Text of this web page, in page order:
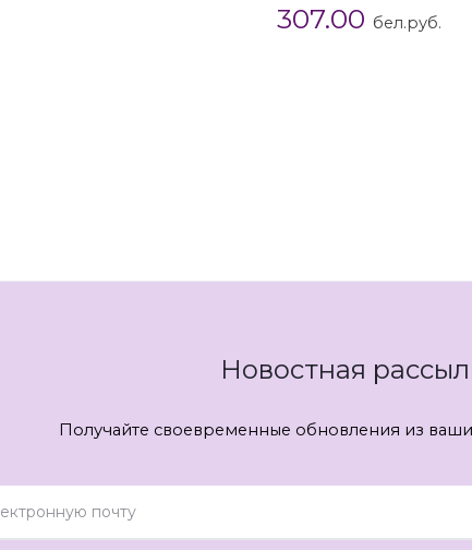
307.00 бел.руб.
Новостная
Получайте своевременные обновления из